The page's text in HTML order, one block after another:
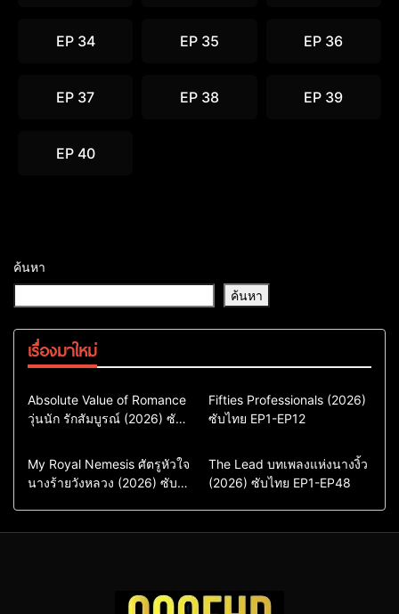
EP 34 EP 35 EP 36
EP 37 EP 38 EP 39
EP 40
ค้นหา
ค้นหา
เรื่องมาใหม่
Comedy
Drama
ซีรี่ย์เกาหลี
ซีรี่ย์เกาหลีพากย์ไทย
Absolute Value of Romance
วุ่นนัก รักสัมบูรณ์ (2026) ซับ
Action & Adventure
Comedy
Drama
ซีรี่ย์เกาหลีซับไทย
Fifties Professionals (2026)
ซับไทย EP1-EP12
Comedy
Drama
Sci-Fi & Fantasy
My Royal Nemesis ศัตรูหัวใจ
นางร้ายวังหลวง (2026) ซับ
Drama
ซีรี่ย์จีน
ซีรี่ย์จีนซับไทย
The Lead บทเพลงแห่งนางงิ้ว
(2026) ซับไทย EP1-EP48